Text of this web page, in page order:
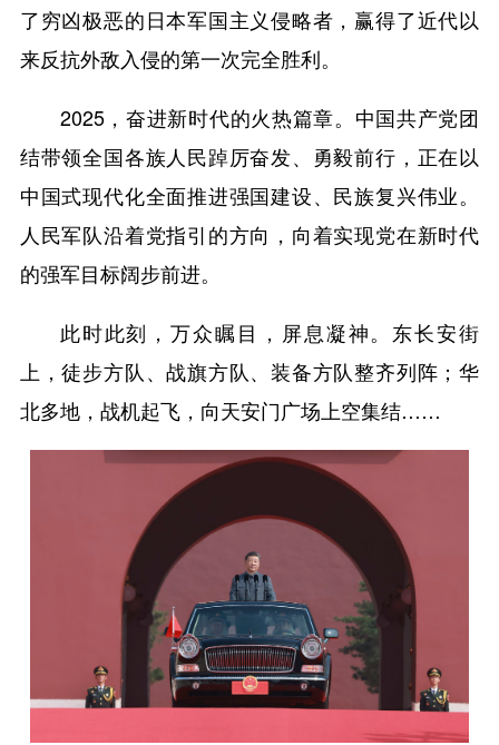
了穷凶极恶的日本军国主义侵略者，赢得了近代以
来反抗外敌入侵的第一次完全胜利。
2025，奋进新时代的火热篇章。中国共产党团
结带领全国各族人民踔厉奋发、勇毅前行，正在以
中国式现代化全面推进强国建设、民族复兴伟业。
人民军队沿着党指引的方向，向着实现党在新时代
的强军目标阔步前进。
此时此刻，万众瞩目，屏息凝神。东长安街
上，徒步方队、战旗方队、装备方队整齐列阵；华
北多地，战机起飞，向天安门广场上空集结……